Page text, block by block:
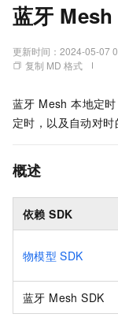
蓝牙
更新时间： 2024-05-07
复制 MD 格式
蓝牙 Mesh 本地定
定时，以及自动对时
概述
依赖 SDK
物模型 SDK
蓝牙 Mesh SDK